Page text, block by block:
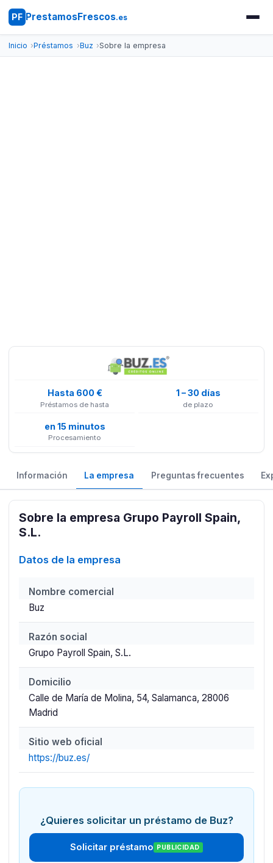
PF PrestamosFrescos.es
Inicio Préstamos Buz Sobre la empresa
Hasta 600 €
Préstamos de hasta
1 – 30 días
de plazo
en 15 minutos
Procesamiento
Información La empresa Preguntas frecuentes
Sobre la empresa Grupo Payroll Spain,
S.L.
Datos de la empresa
Nombre comercial
Buz
Razón social
Grupo Payroll Spain, S.L.
Domicilio
Calle de María de Molina, 54, Salamanca, 28006
Madrid
Sitio web oficial
https://buz.es/
¿Quieres solicitar un préstamo de Buz?
Solicitar préstamo PUBLICIDAD